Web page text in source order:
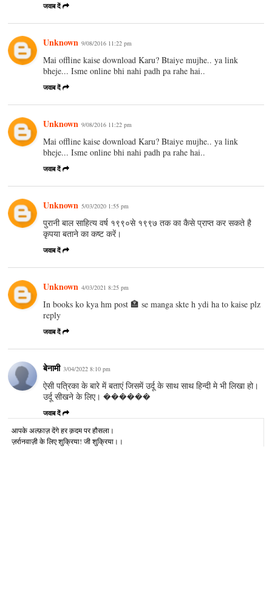
जवाब दें
Unknown 9/08/2016 11:22 pm
Mai offline kaise download Karu? Btaiye mujhe.. ya link
bheje... Isme online bhi nahi padh pa rahe hai..
जवाब दें
Unknown 9/08/2016 11:22 pm
Mai offline kaise download Karu? Btaiye mujhe.. ya link
bheje... Isme online bhi nahi padh pa rahe hai..
जवाब दें
Unknown 5/03/2020 1:55 pm
पुरानी बाल साहित्य वर्ष १९९०से १९९७ तक का कैसे प्राप्त कर सकते है
कृपया बताने का कष्ट करें।
जवाब दें
Unknown 4/03/2021 8:25 pm
In books ko kya hm post 🏣 se manga skte h ydi ha to kaise plz
reply
जवाब दें
बेनामी 3/04/2022 8:10 pm
ऐसी पत्रिका के बारे में बताएं जिसमें उर्दू के साथ साथ हिन्दी मे भी लिखा हो।
उर्दू सीखने के लिए। ������
जवाब दें
आपके अल्‍फ़ाज़ देंगे हर क़दम पर हौसला।
ज़र्रानवाज़ी के लिए शुक्रिया! जी शुक्रिया।।